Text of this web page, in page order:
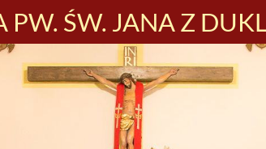
ŚW. JANA Z